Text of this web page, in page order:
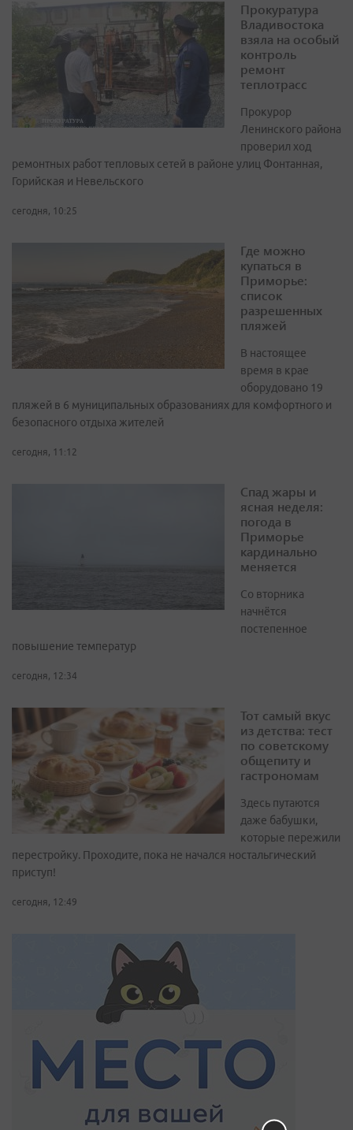
Прокуратура
Владивостока
взяла на особый
контроль
ремонт
теплотрасс
Прокурор
Ленинского района
проверил ход
ремонтных работ тепловых сетей в районе улиц Фонтанная,
Горийская и Невельского
сегодня, 10:25
Где можно
купаться в
Приморье:
список
разрешенных
пляжей
В настоящее
время в крае
оборудовано 19
пляжей в 6 муниципальных образованиях для комфортного и
безопасного отдыха жителей
сегодня, 11:12
Спад жары и
ясная неделя:
погода в
Приморье
кардинально
меняется
Со вторника
начнётся
постепенное
повышение температур
сегодня, 12:34
Тот самый вкус
из детства: тест
по советскому
общепиту и
гастрономам
Здесь путаются
даже бабушки,
которые пережили
перестройку. Проходите, пока не начался ностальгический
приступ!
сегодня, 12:49